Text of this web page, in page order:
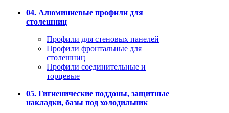
04. Алюминиевые профили для
столешниц
Профили для стеновых панелей
Профили фронтальные для
столешниц
Профили соединительные и
торцевые
05. Гигиенические поддоны, защитные
накладки, базы под холодильник